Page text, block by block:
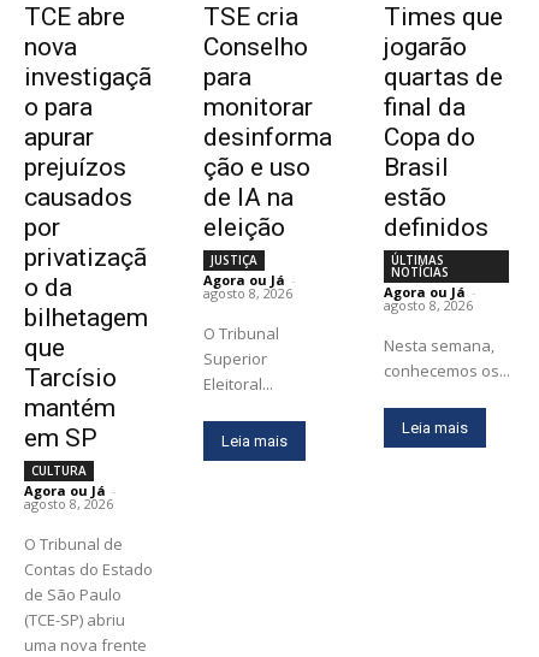
TCE abre
nova
investigaçã
o para
apurar
prejuízos
causados
por
privatizaçã
o da
bilhetagem
que
Tarcísio
mantém
em SP
CULTURA
Agora ou Já -
agosto 8, 2026
O Tribunal de
Contas do Estado
de São Paulo
(TCE-SP) abriu
uma nova frente
TSE cria
Conselho
para
monitorar
desinforma
ção e uso
de IA na
eleição
JUSTIÇA
Agora ou Já -
agosto 8, 2026
O Tribunal
Superior
Eleitoral...
Leia mais
Times que
jogarão
quartas de
final da
Copa do
Brasil
estão
definidos
ÚLTIMAS
NOTÍCIAS
Agora ou Já -
agosto 8, 2026
Nesta semana,
conhecemos os...
Leia mais